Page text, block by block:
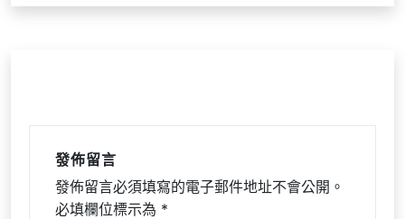
發佈留言
發佈留言必須填寫的電子郵件地址不會公開。
必填欄位標示為 *